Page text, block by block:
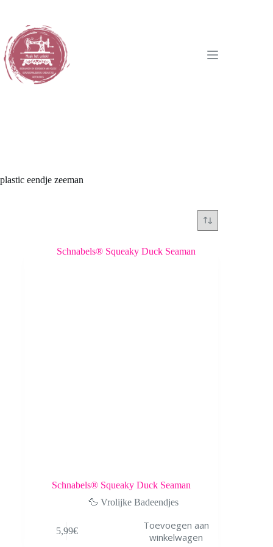
inhoud
plastic eendje zeeman
Schnabels® Squeaky Duck Seaman
🦆 Vrolijke Badeendjes
5,99€
Toevoegen aan
winkelwagen